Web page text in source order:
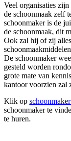
Veel organisaties
de schoonmaak zelf
schoonmaker is de
de schoonmaak, dit
Ook zal hij of zij
De schoonmaker
gesteld worden
grote mate van
kantoor voorzien zal
Klik op
schoonmaker te
te huren.